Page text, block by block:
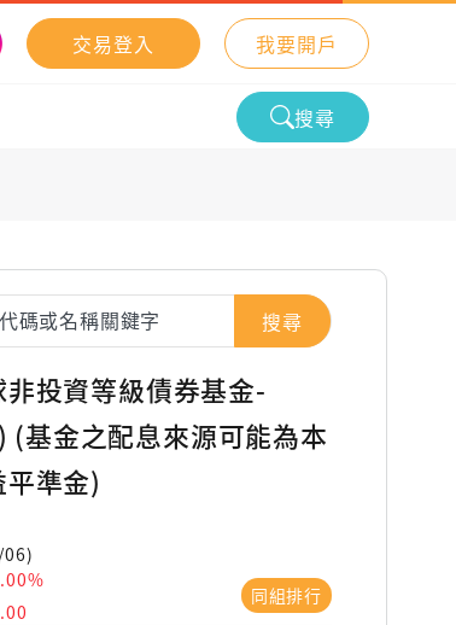
交易登入 我要開戶
搜尋
搜尋
投資等級債券基金-
(基金之配息來源可能為本
準金)
06)
同組排行